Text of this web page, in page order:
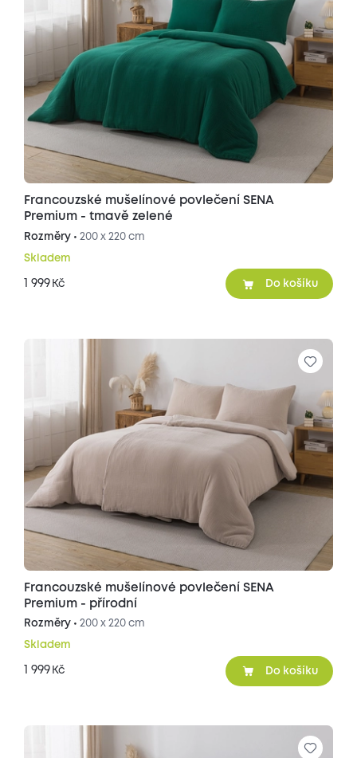
Francouzské mušelínové povlečení SENA
Premium - tmavě zelené
Rozměry • 200 x 220 cm
Skladem
1 999 Kč Do košíku
Francouzské mušelínové povlečení SENA
Premium - přírodní
Rozměry • 200 x 220 cm
Skladem
1 999 Kč Do košíku